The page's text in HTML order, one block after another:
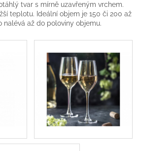
tvar s mírně uzavřeným vrchem.
teplotu. Ideální objem je 150 či 200 až
nalévá až do poloviny objemu.